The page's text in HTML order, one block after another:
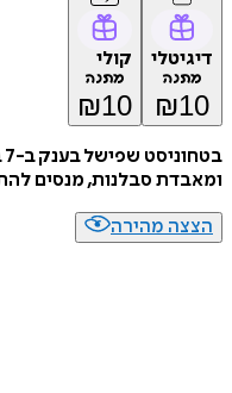
דיגיטלי
מתנה
₪10
קולי
מתנה
₪10
ומאבדת סבלנות, מנסים
הצצה מהירה